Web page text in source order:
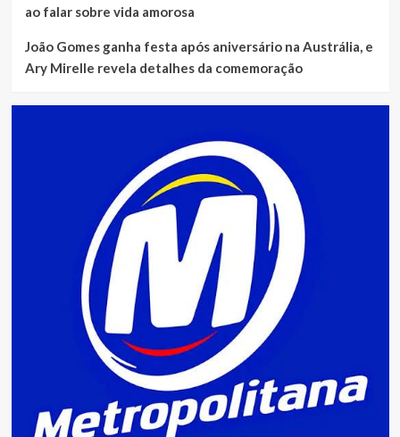
ao falar sobre vida amorosa
João Gomes ganha festa após aniversário na Austrália, e
Ary Mirelle revela detalhes da comemoração